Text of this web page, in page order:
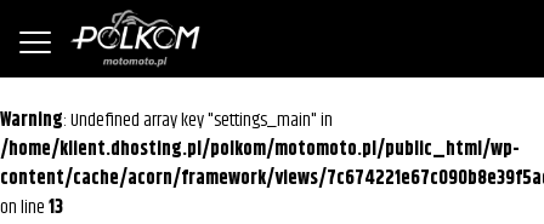
Warning : Undefined array key "settings_main" in
/home/klient.dhosting.pl/polkom/motomoto.pl/public_html/wp-
content/cache/acorn/framework/views/
on line13